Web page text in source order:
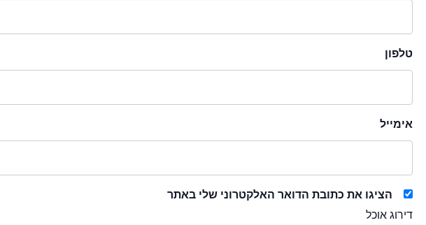
טלפון
אימייל
הציגו את כתובת הדואר האלקטרוני שלי באתר
דירוג אוכל